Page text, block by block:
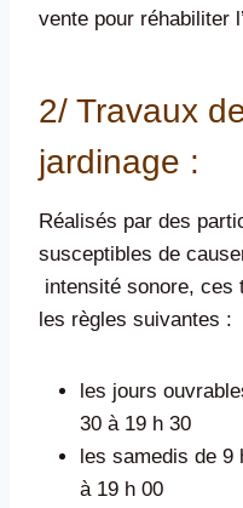
vente pour réhabiliter
2/ Travaux
jardinage :
Réalisés par des
susceptibles de
intensité sonore, ces
les règles suivantes :
les jours
30 à 19 h 30
les samedis de 9
à 19 h 00